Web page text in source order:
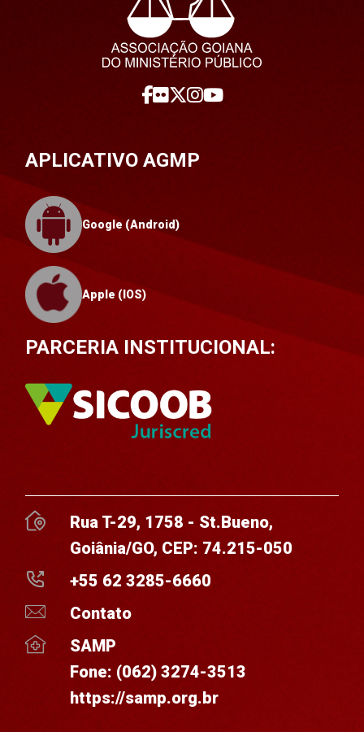
APLICATIVO AGMP
Google (Android)
Apple (IOS)
PARCERIA INSTITUCIONAL:
Rua T-29, 1758 - St.Bueno,
Goiânia/GO, CEP: 74.215-050
+55 62 3285-6660
Contato
SAMP
Fone: (062) 3274-3513
https://samp.org.br